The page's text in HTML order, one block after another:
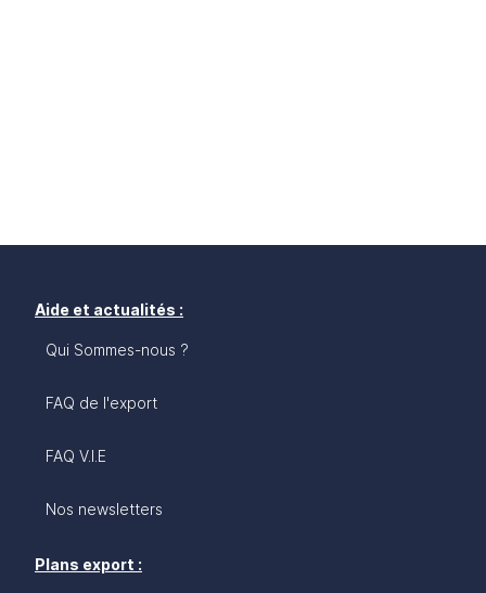
Aide et actualités :
Qui Sommes-nous ?
FAQ de l'export
FAQ V.I.E
Nos newsletters
Plans export :